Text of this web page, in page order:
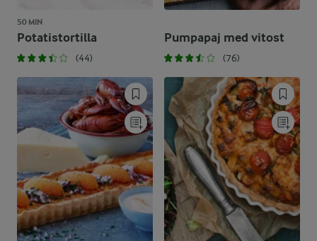
50 MIN
Potatistortilla
(44)
Pumpapaj med vitost
(76)